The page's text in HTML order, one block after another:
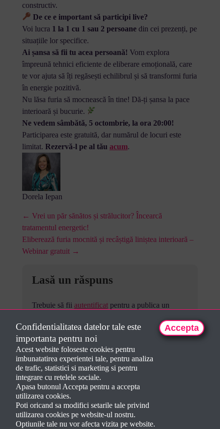
constructiv.
De ce e important să participi live?
Voi lucra 1 la 1 cu 1 sau 2 persoanedin cei prezenți, pe
situațiile lor specifice.
Ai șansa să fii tu acea persoană! Vom explora
împreună tehnici eficiente de eliberare emoțională, care
te vor ajuta să îți regăsești echilibrul și să transformi furia
în energie pozitivă.
Nu lăsa furia să mocnească în tine! Dă-ți șansa la pace
interioară și bucurie.
Ne vedem sâmbătă, 5 octombrie, la ora 20:00!
Participarea este gratuită, dar numărul de locuri este
limitat. Rezervă-l pe al tău acum.
Dorela Iepan
← Vrei un păr sănătos și strălucitor? Încearcă
tratamentul energetic!
Eliberează furia mocnită și recâștigă liniștea interioară –
Webinar gratuit →
Lasă un răspuns
Trebuie să fii autentificatpentru a publica un
Confidentialitatea datelor tale este
importanta pentru noi
Acest website foloseste cookies pentru
imbunatatirea experientei tale, pentru analiza
de trafic, statistici si marketing si pentru
integrare cu retelele sociale.
Apasa butonul Accepta pentru a accepta
utilizarea cookies.
Poti oricand sa modifici setarile tale privind
utilizarea cookies pe website-ul nostru.
Optiunile tale nu vor afecta vizita pe website.
Accepta